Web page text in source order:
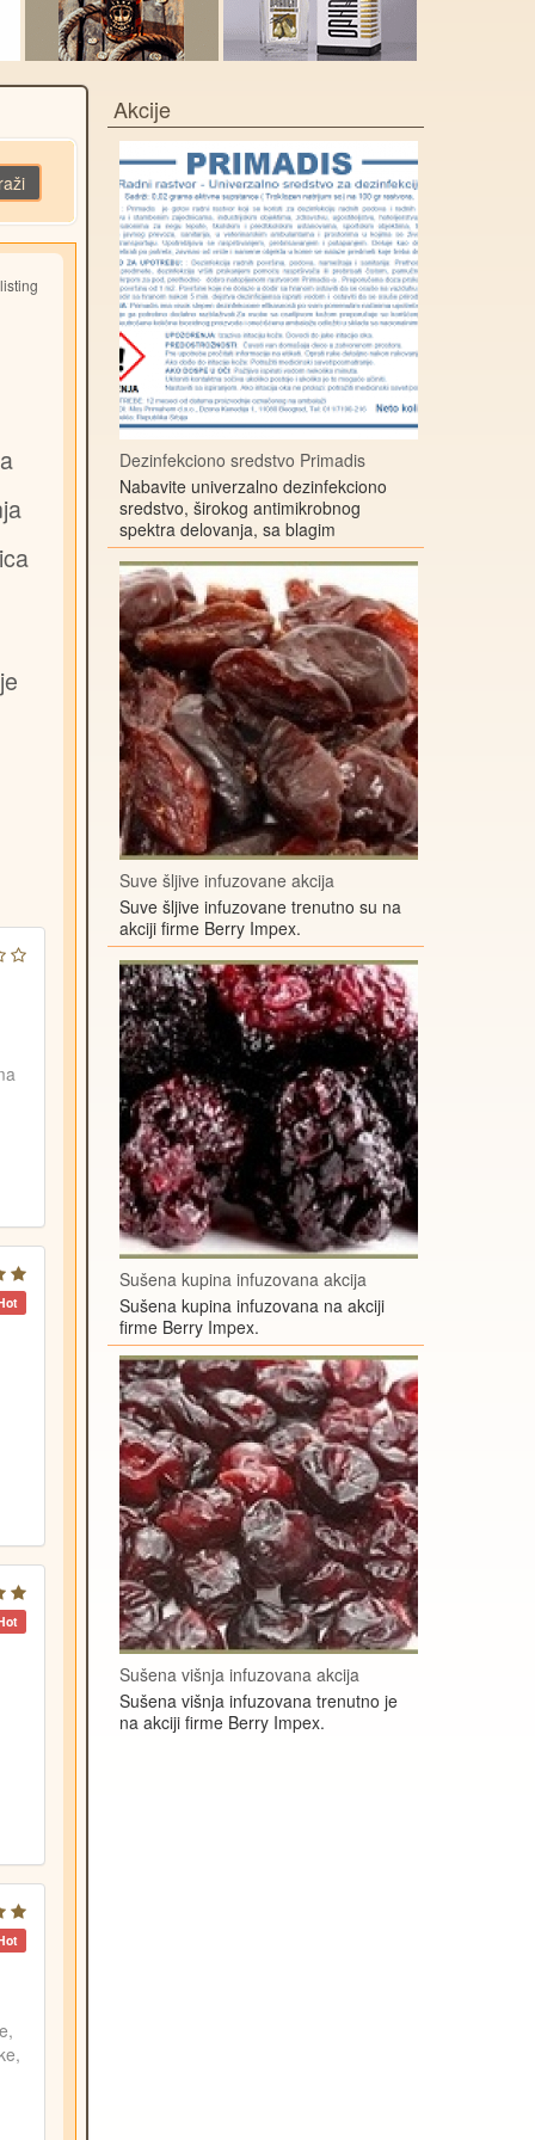
Akcije
Dezinfekciono sredstvo Primadis
Nabavite univerzalno dezinfekciono
sredstvo, širokog antimikrobnog
spektra delovanja, sa blagim
Suve šljive infuzovane akcija
Suve šljive infuzovane trenutno su na
akciji firme Berry Impex.
Sušena kupina infuzovana akcija
Sušena kupina infuzovana na akciji
firme Berry Impex.
Sušena višnja infuzovana akcija
Sušena višnja infuzovana trenutno je
na akciji firme Berry Impex.